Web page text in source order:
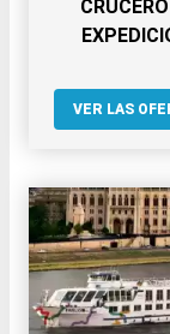
VER LAS